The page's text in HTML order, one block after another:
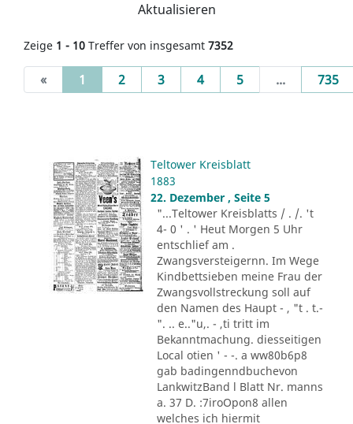
Aktualisieren
Zeige 1 - 10 Treffer von insgesamt 7352
« 1 (current)
2 3 4 5 ... 735
Teltower Kreisblatt
1883
22. Dezember , Seite 5
"...Teltower Kreisblatts / . /. 't
4- 0 ' . ' Heut Morgen 5 Uhr
entschlief am .
Zwangsversteigernn. Im Wege
Kindbettsieben meine Frau der
Zwangsvollstreckung soll auf
den Namen des Haupt - , "t . t.-
". .. e.."u,. - ,ti tritt im
Bekanntmachung. diesseitigen
Local otien ' - -. a ww80b6p8
gab badingenndbuchevon
LankwitzBand l Blatt Nr. manns
a. 37 D. :7iroOpon8 allen
welches ich hiermit